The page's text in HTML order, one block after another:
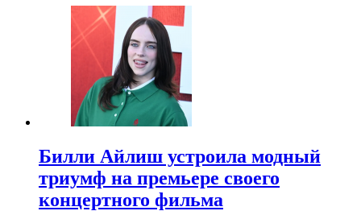
Билли Айлиш устроила модный
триумф на премьере своего
концертного фильма